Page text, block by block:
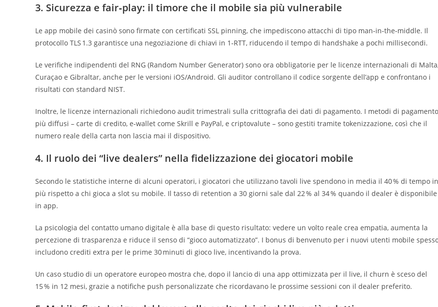
3. Sicurezza e fair‑play: il timore che il mobile sia più vulnerabile
Le app mobile dei casinò sono firmate con certificati SSL pinning, che impediscono attacchi di tipo man‑in‑the‑middle. Il
protocollo TLS 1.3 garantisce una negoziazione di chiavi in 1‑RTT, riducendo il tempo di handshake a pochi millisecondi.
Le verifiche indipendenti del RNG (Random Number Generator) sono ora obbligatorie per le licenze internazionali di
Curaçao e Gibraltar, anche per le versioni iOS/Android. Gli auditor controllano il codice sorgente dell’app e confrontano i
risultati con standard NIST.
Inoltre, le licenze internazionali richiedono audit trimestrali sulla crittografia dei dati di pagamento. I metodi di pagamento
più diffusi – carte di credito, e‑wallet come Skrill e PayPal, e criptovalute – sono gestiti tramite tokenizzazione, così che il
numero reale della carta non lascia mai il dispositivo.
4. Il ruolo dei “live dealers” nella fidelizzazione dei giocatori mobile
Secondo le statistiche interne di alcuni operatori, i giocatori che utilizzano tavoli live spendono in media il 40 % di tempo in
più rispetto a chi gioca a slot su mobile. Il tasso di retention a 30 giorni sale dal 22 % al 34 % quando il dealer è disponibile
in app.
La psicologia del contatto umano digitale è alla base di questo risultato: vedere un volto reale crea empatia, aumenta la
percezione di trasparenza e riduce il senso di “gioco automatizzato”. I bonus di benvenuto per i nuovi utenti mobile
includono crediti extra per le prime 30 minuti di gioco live, incentivando la prova.
Un caso studio di un operatore europeo mostra che, dopo il lancio di una app ottimizzata per il live, il churn è sceso del
15 % in 12 mesi, grazie a notifiche push personalizzate che ricordavano le prossime sessioni con il dealer preferito.